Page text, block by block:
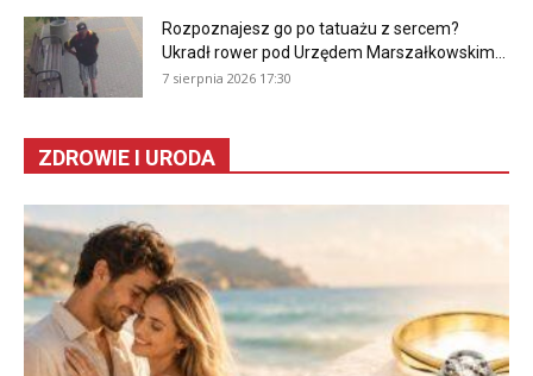
Rozpoznajesz go po tatuażu z sercem?
Ukradł rower pod Urzędem Marszałkowskim...
7 sierpnia 2026 17:30
ZDROWIE I URODA